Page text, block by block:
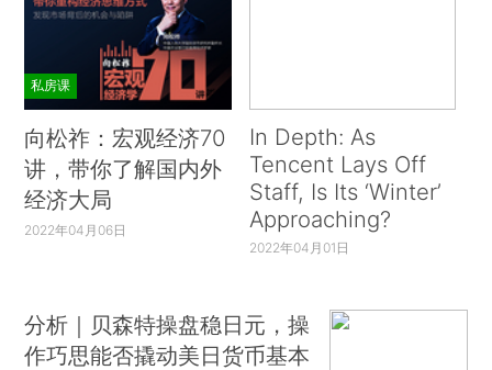
私房课
向松祚：宏观经济70
讲，带你了解国内外
经济大局
2022年04月06日
In Depth: As
Tencent Lays Off
Staff, Is Its ‘Winter’
Approaching?
2022年04月01日
分析｜贝森特操盘稳日元，操
作巧思能否撬动美日货币基本